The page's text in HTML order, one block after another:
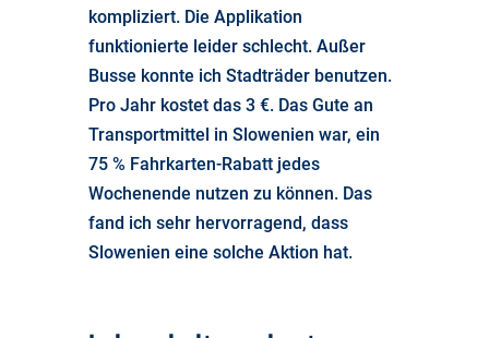
kompliziert. Die Applikation
funktionierte leider schlecht. Außer
Busse konnte ich Stadträder benutzen.
Pro Jahr kostet das 3 €. Das Gute an
Transportmittel in Slowenien war, ein
75 % Fahrkarten-Rabatt jedes
Wochenende nutzen zu können. Das
fand ich sehr hervorragend, dass
Slowenien eine solche Aktion hat.